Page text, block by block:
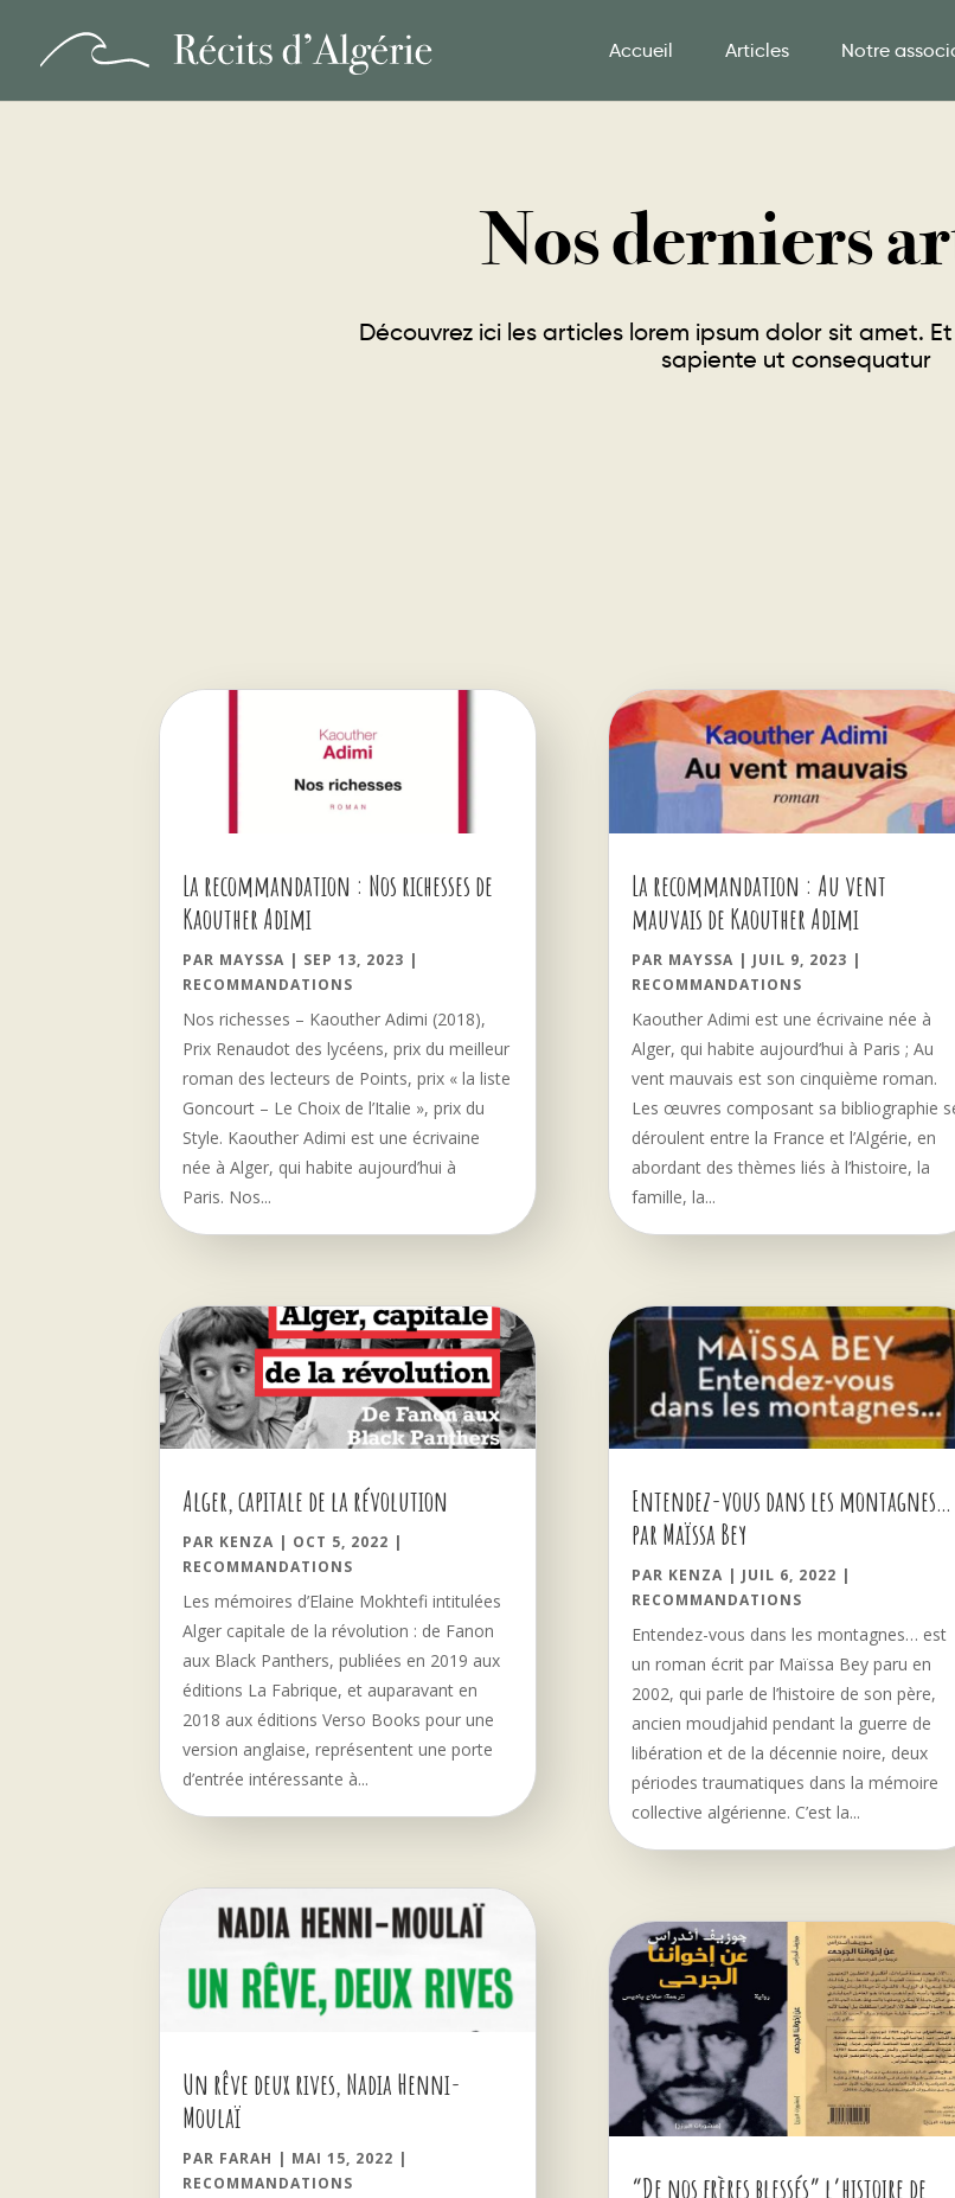
Accueil Articles Notre
Nos derniers
Découvrez ici les articles lorem ipsum dolor sit amet.
sapiente ut consequatur
La recommandation : Nos richesses de
Kaouther Adimi
PAR MAYSSA | SEP 13, 2023 |
RECOMMANDATIONS
Nos richesses – Kaouther Adimi (2018),
Prix Renaudot des lycéens, prix du meilleur
roman des lecteurs de Points, prix « la liste
Goncourt – Le Choix de l’Italie », prix du
Style. Kaouther Adimi est une écrivaine
née à Alger, qui habite aujourd’hui à
Paris. Nos...
Alger, capitale de la révolution
PAR KENZA | OCT 5, 2022 |
RECOMMANDATIONS
Les mémoires d’Elaine Mokhtefi intitulées
Alger capitale de la révolution : de Fanon
aux Black Panthers, publiées en 2019 aux
éditions La Fabrique, et auparavant en
2018 aux éditions Verso Books pour une
version anglaise, représentent une porte
d’entrée intéressante à...
Un rêve deux rives, Nadia Henni-
Moulaï
PAR FARAH | MAI 15, 2022 |
RECOMMANDATIONS
La recommandation : Au vent
mauvais de Kaouther Adimi
PAR MAYSSA | JUIL 9, 2023 |
RECOMMANDATIONS
Kaouther Adimi est une écrivaine née à
Alger, qui habite aujourd’hui à Paris ; Au
vent mauvais est son cinquième roman.
Les œuvres composant sa bibliographie
déroulent entre la France et l’Algérie, en
abordant des thèmes liés à l’histoire, la
famille, la...
Entendez-vous dans les montagnes…
par Maïssa Bey
PAR KENZA | JUIL 6, 2022 |
RECOMMANDATIONS
Entendez-vous dans les montagnes… est
un roman écrit par Maïssa Bey paru en
2002, qui parle de l’histoire de son père,
ancien moudjahid pendant la guerre de
libération et de la décennie noire, deux
périodes traumatiques dans la mémoire
collective algérienne. C’est la...
“De nos frères blessés” l’histoire de